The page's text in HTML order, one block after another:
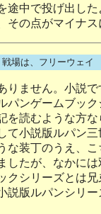
途中で投げ出し
その点がマイナ
場は、フリーウェイ
りません。小説で
ンゲームブッ
を読むような方
て小説版ルパン
装丁のうえ、
したが、なかに
クシリーズとは
版ルパンシリ